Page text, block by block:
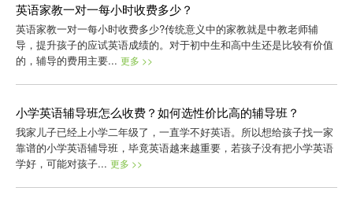
英语家教一对一每小时收费多少？
英语家教一对一每小时收费多少?传统意义中的家教就是中教老师辅
导，提升孩子的应试英语成绩的。对于初中生和高中生还是比较有价值
的，辅导的费用主要... 更多 >>
小学英语辅导班怎么收费？如何选性价比高的辅导班？
我家儿子已经上小学二年级了，一直学不好英语。所以想给孩子找一家
靠谱的小学英语辅导班，毕竟英语越来越重要，若孩子没有把小学英语
学好，可能对孩子... 更多 >>